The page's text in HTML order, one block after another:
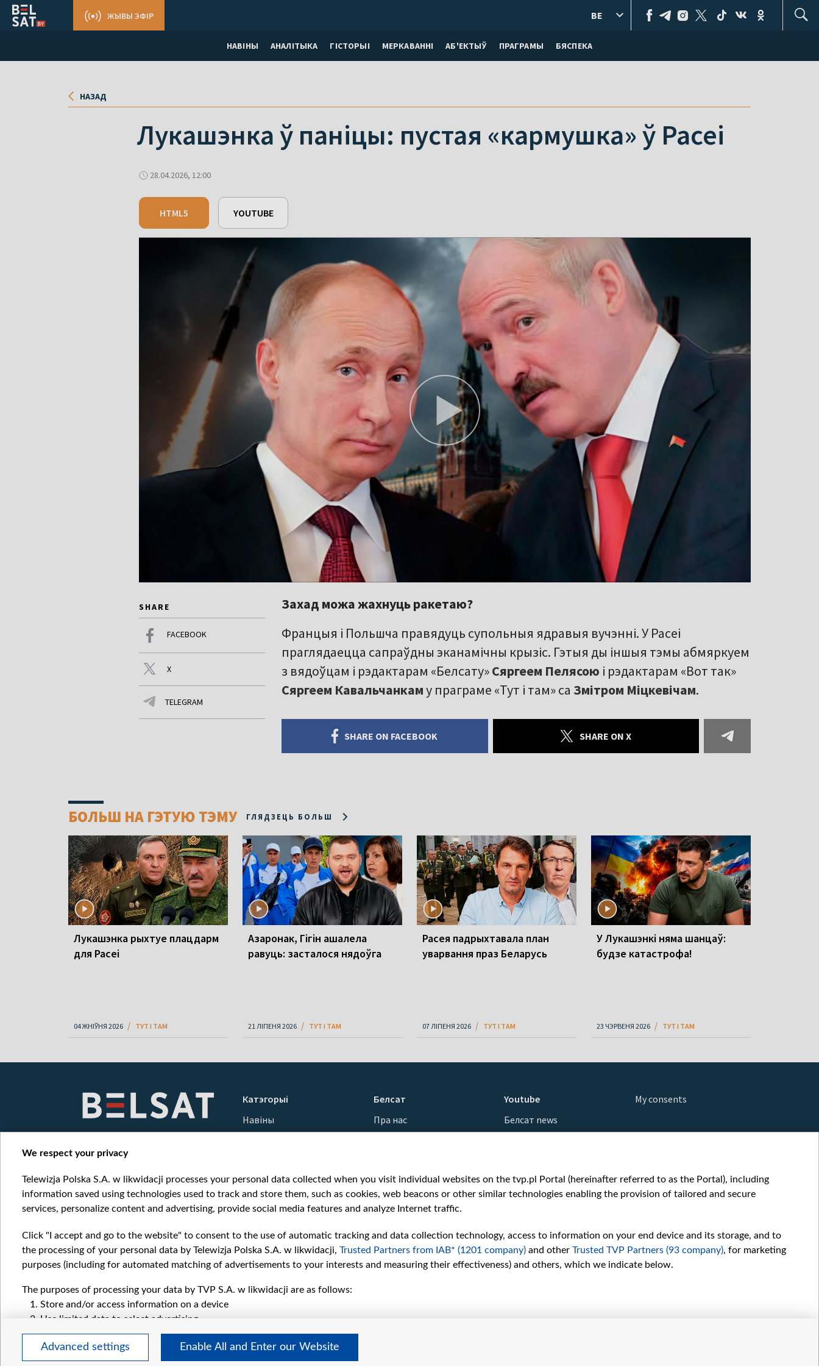
НАВІНЫ АНАЛІТЫКА ГІСТОРЫІ МЕРКАВАННI АБ'ЕКТЫЎ ПРАГРАМЫ БЯСПЕКА
ЖЫВЫ ЭФІР BE
НАЗАД
Лукашэнка ў паніцы: пустая «кармушка» ў Расеі
28.04.2026, 12:00
HTML5 YOUTUBE
SHARE
FACEBOOK
X
TELEGRAM
Захад можа жахнуць ракетаю?
Францыя і Польшча правядуць супольныя ядравыя вучэнні. У Расеі
праглядаецца сапраўдны эканамічны крызіс. Гэтыя ды іншыя тэмы абмяркуем
з вядоўцам і рэдактарам «Белсату»Сяргеем Пелясою і рэдактарам «Вот так»
Сяргеем Кавальчанкаму праграме «Тут і там» са Змітром Міцкевічам.
SHARE ON FACEBOOK SHARE ON X
БОЛЬШ НА ГЭТУЮ ТЭМУ ГЛЯДЗЕЦЬ БОЛЬШ
Лукашэнка рыхтуе плацдарм
для Расеі
04 ЖНІЎНЯ 2026 ТУТ І ТАМ
Азаронак, Гігін ашалела
равуць: засталося нядоўга
21 ЛІПЕНЯ 2026 ТУТ І ТАМ
Расея падрыхтавала план
уварвання праз Беларусь
07 ЛІПЕНЯ 2026 ТУТ І ТАМ
У Лукашэнкі няма шанцаў:
будзе катастрофа!
23 ЧЭРВЕНЯ 2026 ТУТ І ТАМ
Катэгорыі
Навіны
Вайна
Белсат
Пра нас
Кантакты
Як нас глядзець
Узнагароды
Міжнародная супраца
Ціск з боку ўладаў
Беларусі
Як нас падтрымаць
Youtube
Белсат news
Белсат Shorts
Belsat English
Biełsat PL
Белсат History
Белсат Music
Белсат Doc
My consents
We respect your privacy
Telewizja Polska S.A. w likwidacji processes your personal data collected when you visit individual websites on the tvp.pl Portal (hereinafter referred to as the Portal), including
information saved using technologies used to track and store them, such as cookies, web beacons or other similar technologies enabling the provision of tailored and secure
services, personalize content and advertising, provide social media features and analyze Internet traffic.
Click "I accept and go to the website" to consent to the use of automatic tracking and data collection technology, access to information on your end device and its storage, and to
the processing of your personal data by Telewizja Polska S.A. w likwidacji, Trusted Partners from IAB* (1201 company) and other Trusted TVP Partners (93 company), for marketing
purposes (including for automated matching of advertisements to your interests and measuring their effectiveness) and others, which we indicate below.
The purposes of processing your data by TVP S.A. w likwidacji are as follows:
Store and/or access information on a device
Use limited data to select advertising
Create profiles for personalised advertising
Use profiles to select personalised advertising
Create profiles to personalise content
Advanced settings Enable All and Enter our Website